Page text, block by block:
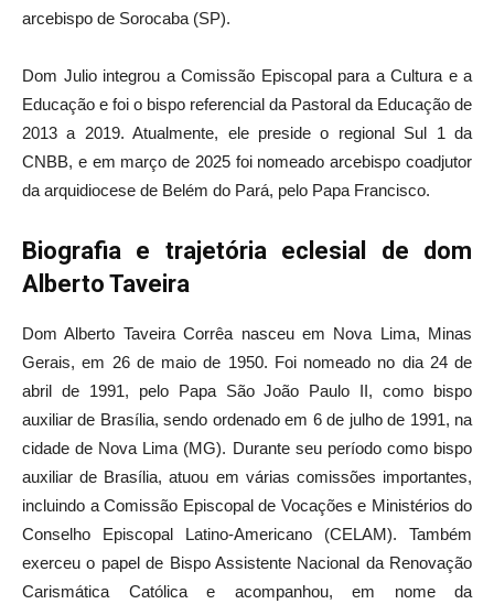
arcebispo de Sorocaba (SP).
Dom Julio integrou a Comissão Episcopal para a Cultura e a
Educação e foi o bispo referencial da Pastoral da Educação de
2013 a 2019. Atualmente, ele preside o regional Sul 1 da
CNBB, e em março de 2025 foi nomeado arcebispo coadjutor
da arquidiocese de Belém do Pará, pelo Papa Francisco.
Biografia e trajetória eclesial de dom
Alberto Taveira
Dom Alberto Taveira Corrêa nasceu em Nova Lima, Minas
Gerais, em 26 de maio de 1950. Foi nomeado no dia 24 de
abril de 1991, pelo Papa São João Paulo II, como bispo
auxiliar de Brasília, sendo ordenado em 6 de julho de 1991, na
cidade de Nova Lima (MG). Durante seu período como bispo
auxiliar de Brasília, atuou em várias comissões importantes,
incluindo a Comissão Episcopal de Vocações e Ministérios do
Conselho Episcopal Latino-Americano (CELAM). Também
exerceu o papel de Bispo Assistente Nacional da Renovação
Carismática Católica e acompanhou, em nome da